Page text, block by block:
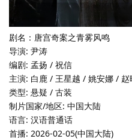
剧名：唐宫奇案之青雾风鸣
导演: 尹涛
编剧: 孟扬 / 祝信
主演: 白鹿 / 王星越 / 姚安娜 / 赵
类型: 悬疑 / 古装
制片国家/地区: 中国大陆
语言: 汉语普通话
首播: 2026-02-05(中国大陆)